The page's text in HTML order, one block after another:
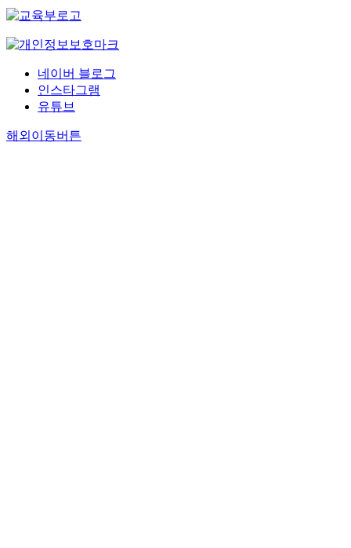
네이버 블로그
인스타그램
유튜브
해외이동버튼